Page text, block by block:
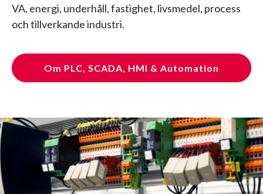
VA, energi, underhåll, fastighet, livsmedel, process
och tillverkande industri.
Om PLC, SCADA, HMI & Automation